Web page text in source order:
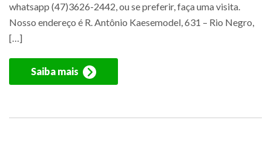
whatsapp (47)3626-2442, ou se preferir, faça uma visita.
Nosso endereço é R. Antônio Kaesemodel, 631 – Rio Negro,
[…]
Saiba mais